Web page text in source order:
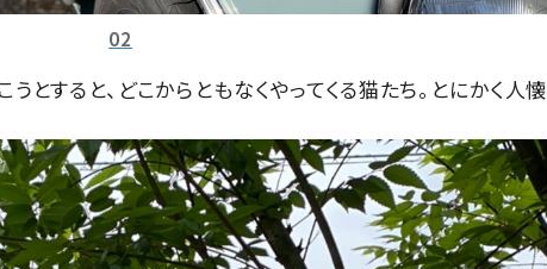
02
とすると、どこからともなくやってくる猫たち。とにかく人懐